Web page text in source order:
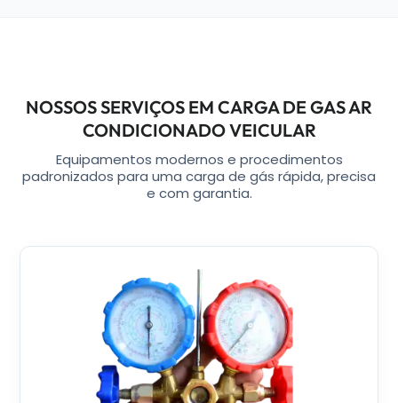
NOSSOS SERVIÇOS EM CARGA DE GAS AR
CONDICIONADO VEICULAR
Equipamentos modernos e procedimentos
padronizados para uma carga de gás rápida, precisa
e com garantia.